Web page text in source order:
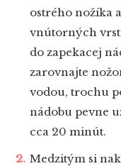
ostrého nožíka
vnútorných
do zapekacej
zarovnajte
vodou, trochu
nádobu pevne
cca 20 minút.
Medzitým si